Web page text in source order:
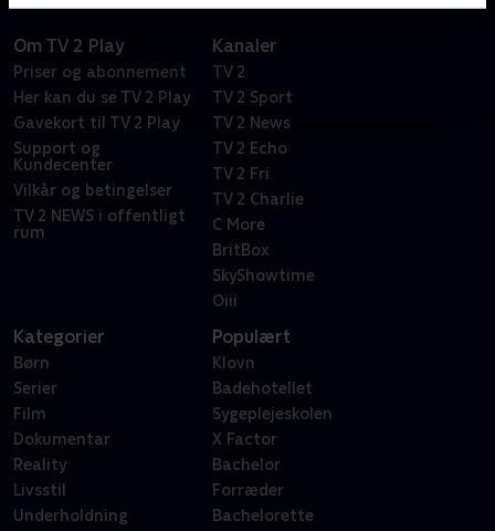
Om TV 2 Play
Priser og abonnement
Her kan du se TV 2 Play
Gavekort til TV 2 Play
Support og
Kundecenter
Vilkår og betingelser
TV 2 NEWS i offentligt
rum
Kanaler
TV 2
TV 2 Sport
TV 2 News
TV 2 Echo
TV 2 Fri
TV 2 Charlie
C More
BritBox
SkyShowtime
Oiii
Kategorier
Børn
Serier
Film
Dokumentar
Reality
Livsstil
Underholdning
Populært
Klovn
Badehotellet
Sygeplejeskolen
X Factor
Bachelor
Forræder
Bachelorette